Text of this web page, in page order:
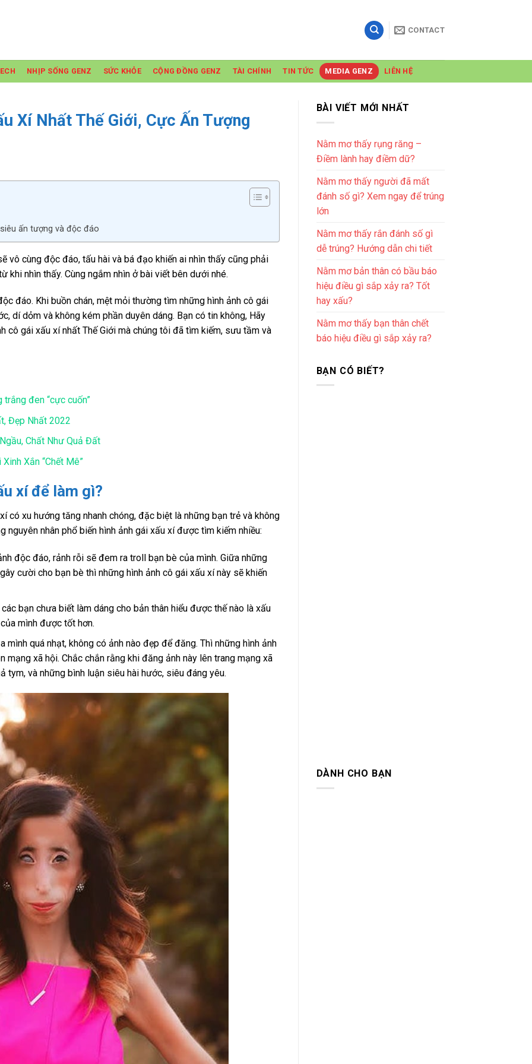
CONTACT
NHỊP SỐNG GENZ SỨC KHỎE CỘNG ĐỒNG GENZ TÀI CHÍNH TIN TỨC MEDIA GENZ LIÊN HỆ
Xí Nhất Thế Giới, Cực Ấn Tượng
ấn tượng và độc đáo
vô cùng độc đáo, tấu hài và bá đạo khiến ai nhìn thấy cũng phải
khi nhìn thấy. Cùng ngắm nhìn ở bài viết bên dưới nhé.
đáo. Khi buồn chán, mệt mỏi thường tìm những hình ảnh cô gái
dí dỏm và không kém phần duyên dáng. Bạn có tin không, Hãy
cô gái xấu xí nhất Thế Giới mà chúng tôi đã tìm kiếm, sưu tầm và
đen “cực cuốn”
Đẹp Nhất 2022
Chất Như Quả Đất
Xắn “Chết Mê”
xí để làm gì?
có xu hướng tăng nhanh chóng, đặc biệt là những bạn trẻ và không
nhân phổ biến hình ảnh gái xấu xí được tìm kiếm nhiều:
độc đáo, rảnh rỗi sẽ đem ra troll bạn bè của mình. Giữa những
cười cho bạn bè thì những hình ảnh cô gái xấu xí này sẽ khiến
bạn chưa biết làm dáng cho bản thân hiểu được thế nào là xấu
mình được tốt hơn.
mình quá nhạt, không có ảnh nào đẹp để đăng. Thì những hình ảnh
mạng xã hội. Chắc chắn rằng khi đăng ảnh này lên trang mạng xã
tym, và những bình luận siêu hài hước, siêu đáng yêu.
BÀI VIẾT MỚI NHẤT
Nằm mơ thấy rụng răng –
Điềm lành hay điềm dữ?
Nằm mơ thấy người đã mất
đánh số gì? Xem ngay để trúng
lớn
Nằm mơ thấy rắn đánh số gì
dễ trúng? Hướng dẫn chi tiết
Nằm mơ bản thân có bầu báo
hiệu điều gì sắp xảy ra? Tốt
hay xấu?
Nằm mơ thấy bạn thân chết
báo hiệu điều gì sắp xảy ra?
BẠN CÓ BIẾT?
DÀNH CHO BẠN